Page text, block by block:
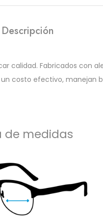
Descripción
Fabricados con
costo efectivo,
de medidas